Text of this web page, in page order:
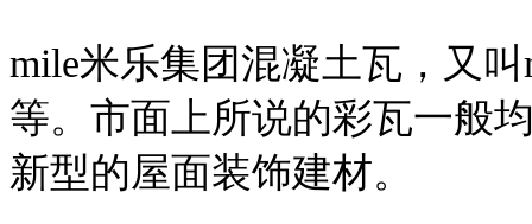
mile米乐集团混凝土瓦，又
等。市面上所说的彩瓦一般
新型的屋面装饰建材。